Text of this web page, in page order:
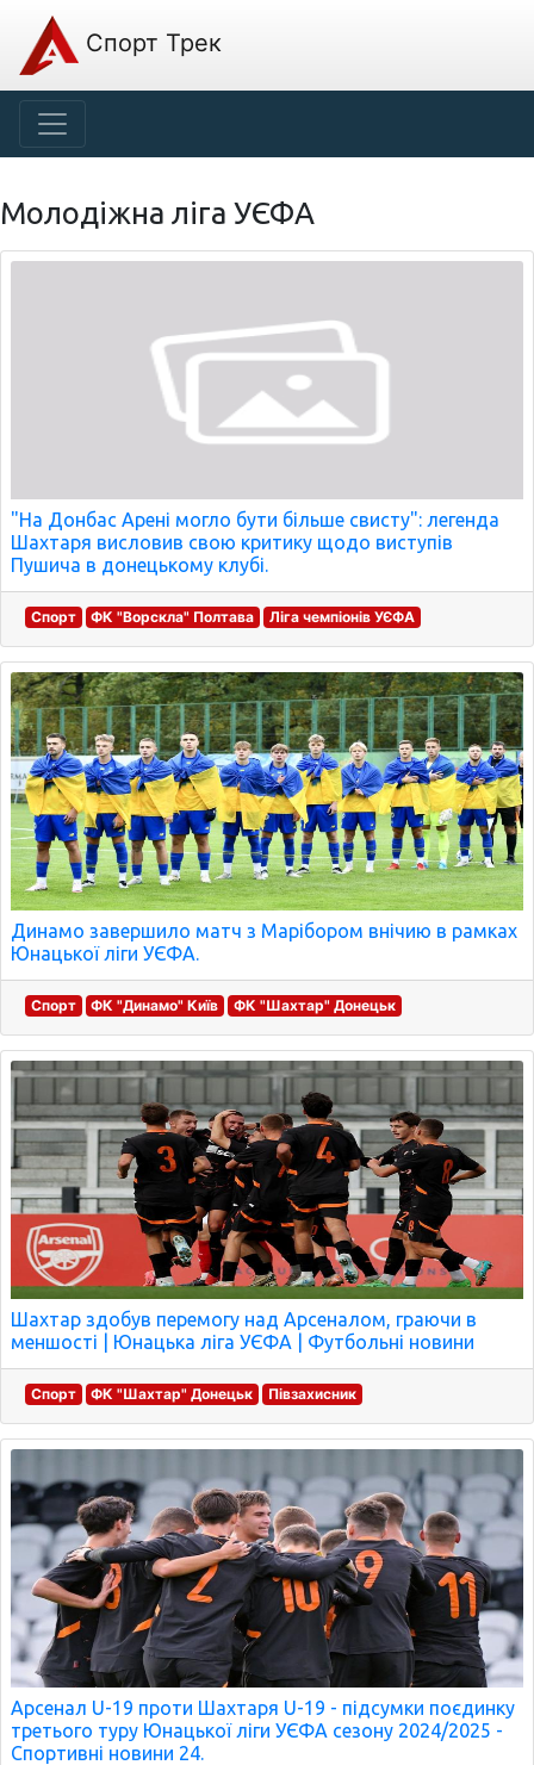
Спорт Трек
Молодіжна ліга УЄФА
"На Донбас Арені могло бути більше свисту": легенда
Шахтаря висловив свою критику щодо виступів
Пушича в донецькому клубі.
Спорт ФК "Ворскла" Полтава Ліга чемпіонів УЄФА
Динамо завершило матч з Марібором внічию в рамках
Юнацької ліги УЄФА.
Спорт ФК "Динамо" Київ ФК "Шахтар" Донецьк
Шахтар здобув перемогу над Арсеналом, граючи в
меншості | Юнацька ліга УЄФА | Футбольні новини
Спорт ФК "Шахтар" Донецьк Півзахисник
Арсенал U-19 проти Шахтаря U-19 - підсумки поєдинку
третього туру Юнацької ліги УЄФА сезону 2024/2025 -
Спортивні новини 24.